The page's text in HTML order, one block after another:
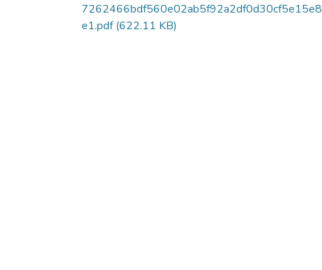
7262466bdf560e02ab5f92a2df0d30cf5e15e8
e1.pdf(622.11 KB)